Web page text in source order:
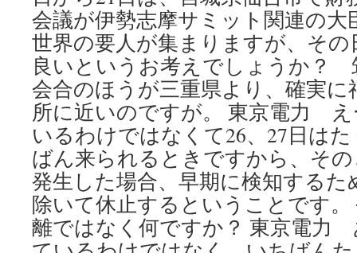
会議が伊勢志摩サミット関連の大
世界の要人が集まりますが、そ
良いというお考えでしょうか？
会合のほうが三重県より、確実に
所に近いのですが。 東京電力
いるわけではなくて26、27日は
ばん来られるときですから、そ
発生した場合、早期に検知するた
除いて休止するということです
離ではなく何ですか？ 東京電力